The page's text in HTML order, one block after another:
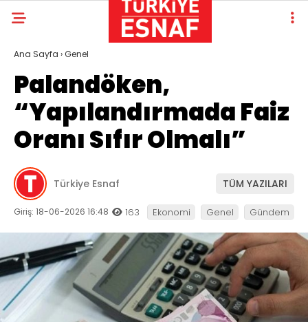
Ana Sayfa ›Genel
Palandöken,
“Yapılandırmada Faiz
Oranı Sıfır Olmalı”
Türkiye Esnaf TÜM YAZILARI
Giriş: 18-06-2026 16:48 163 Ekonomi Genel Gündem